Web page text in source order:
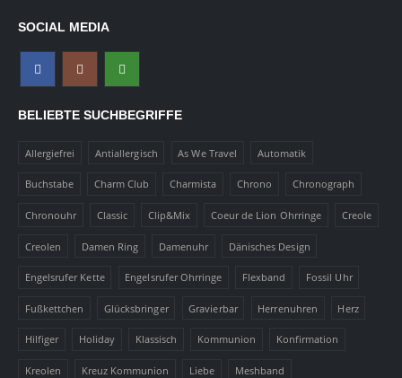
SOCIAL MEDIA
BELIEBTE SUCHBEGRIFFE
Allergiefrei Antiallergisch As We Travel Automatik
Buchstabe Charm Club Charmista Chrono Chronograph
Chronouhr Classic Clip&Mix Coeur de Lion Ohrringe Creole
Creolen Damen Ring Damenuhr Dänisches Design
Engelsrufer Kette Engelsrufer Ohrringe Flexband Fossil Uhr
Fußkettchen Glücksbringer Gravierbar Herrenuhren Herz
Hilfiger Holiday Klassisch Kommunion Konfirmation
Kreolen Kreuz Kommunion Liebe Meshband